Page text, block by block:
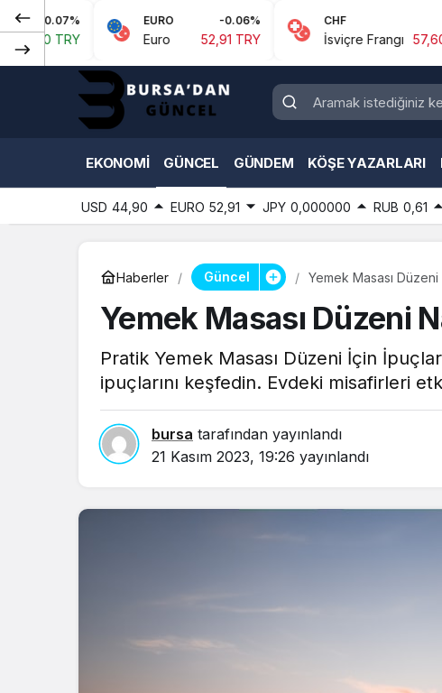
EURO -0.06%
Euro 52,91 TRY
CHF
İsviçre Frangı 57,60 TRY
EKONOMI GÜNCEL GÜNDEM KÖŞE YAZARLARI
USD 44,90 EURO 52,91 JPY 0,000000 RUB 0,61
Haberler Güncel Yemek Masası Düzeni
Yemek Masası Düzeni
Pratik Yemek Masası Düzeni İçin
ipuçlarını keşfedin. Evdeki misafirleri
bursa tarafından yayınlandı
21 Kasım 2023, 19:26 yayınlandı